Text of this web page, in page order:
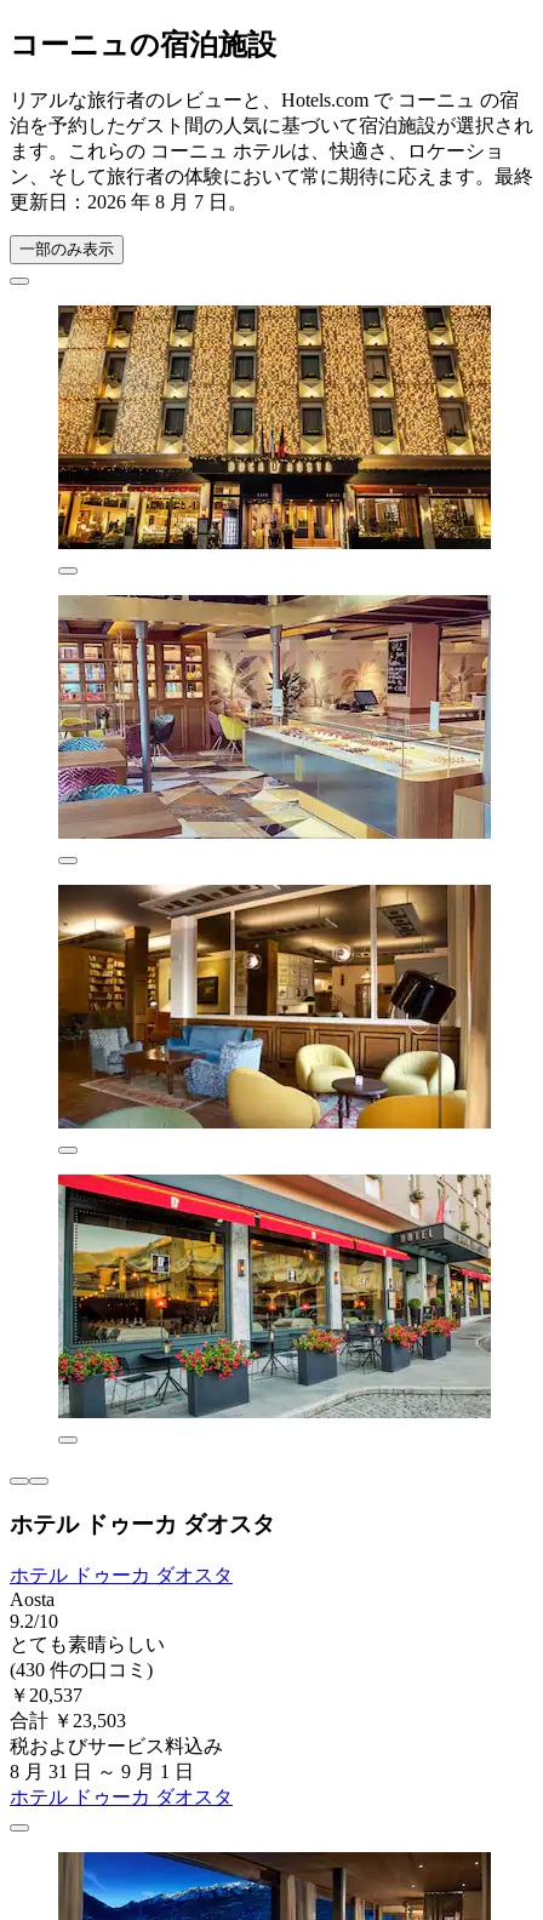
コーニュの宿泊施設
リアルな旅行者のレビューと、Hotels.com で コーニュ の宿
泊を予約したゲスト間の人気に基づいて宿泊施設が選択され
ます。これらの コーニュ ホテルは、快適さ、ロケーショ
ン、そして旅行者の体験において常に期待に応えます。最終
更新日： 2026 年 8 月 7 日 。
一部のみ表示
ホテル ドゥーカ ダオスタ
ホテル ドゥーカ ダオスタ
Aosta
9.2/10
とても素晴らしい
(430 件の口コミ)
￥20,537
合計 ￥23,503
税およびサービス料込み
8 月 31 日 ～ 9 月 1 日
ホテル ドゥーカ ダオスタ